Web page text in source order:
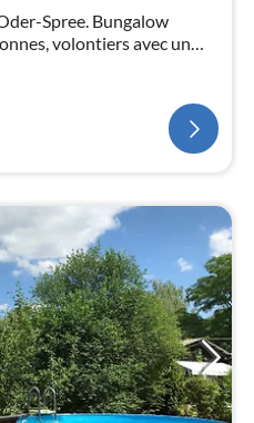
Spree. Bungalow
volontiers avec un
un jardin naturel pour
de la nature